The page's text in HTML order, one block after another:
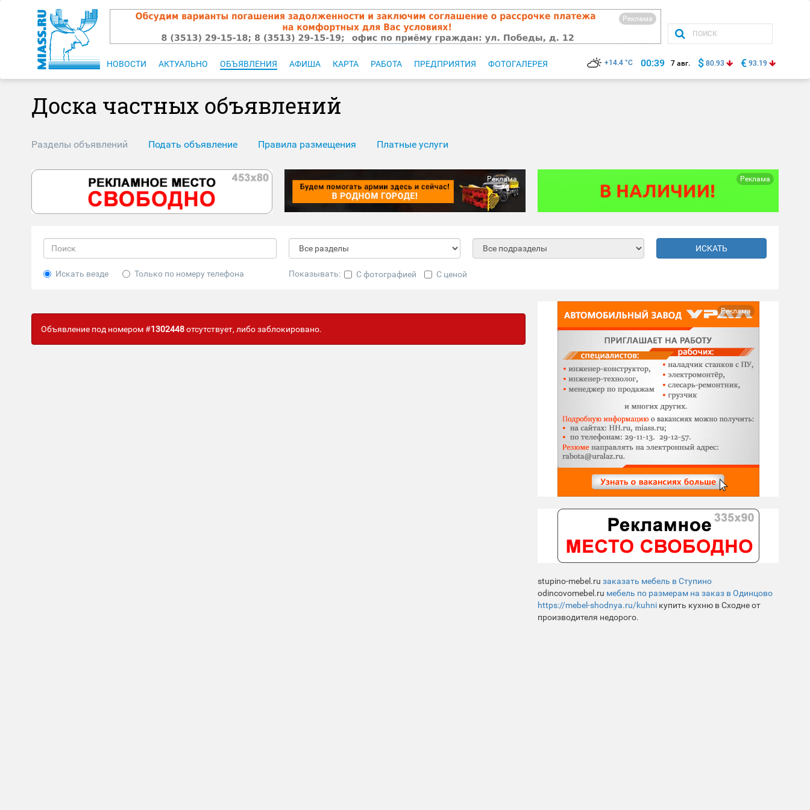
Реклама
НОВОСТИ АКТУАЛЬНО ОБЪЯВЛЕНИЯ АФИША КАРТА РАБОТА ПРЕДПРИЯТИЯ ФОТОГАЛЕРЕЯ +14.4 °C 00:39 7 авг. $ 80.93 € 93.19
Доска частных объявлений
Разделы объявлений Подать объявление Правила размещения Платные услуги
Реклама Реклама
ИСКАТЬ
Искать везде Только по номеру телефона Показывать: С фотографией С ценой
Объявление под номером #1302448отсутствует, либо заблокировано.
Реклама
stupino-mebel.ru заказать мебель в Ступино
odincovomebel.ru мебель по размерам на заказ в Одинцово
https://mebel-shodnya.ru/kuhni купить кухню в Сходне от
производителя недорого.